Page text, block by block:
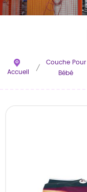
Accueil /
Couche Pour
Bébé